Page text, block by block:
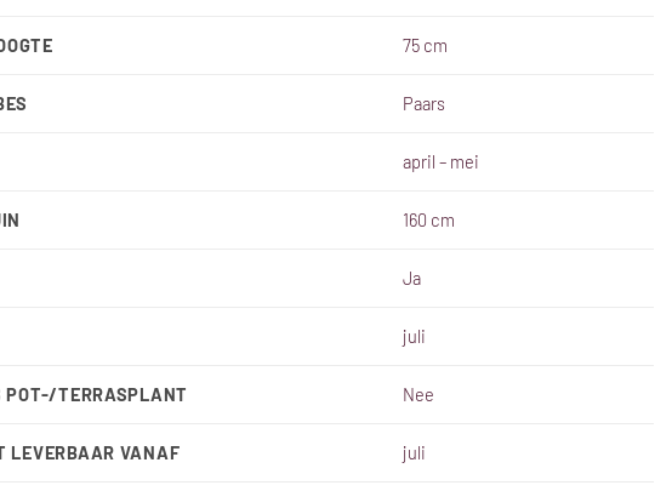
75 cm
Paars
april – mei
160 cm
Ja
juli
POT-/TERRASPLANT Nee
LEVERBAAR VANAF juli